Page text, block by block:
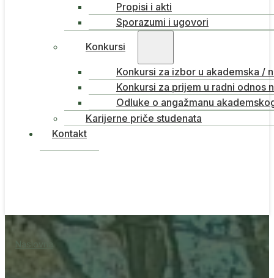
Propisi i akti
Sporazumi i ugovori
Konkursi
Konkursi za izbor u akademska /
Konkursi za prijem u radni odnos
Odluke o angažmanu
Karijerne priče studenata
Kontakt
Naslovna